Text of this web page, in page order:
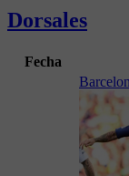
Dorsales
Fecha